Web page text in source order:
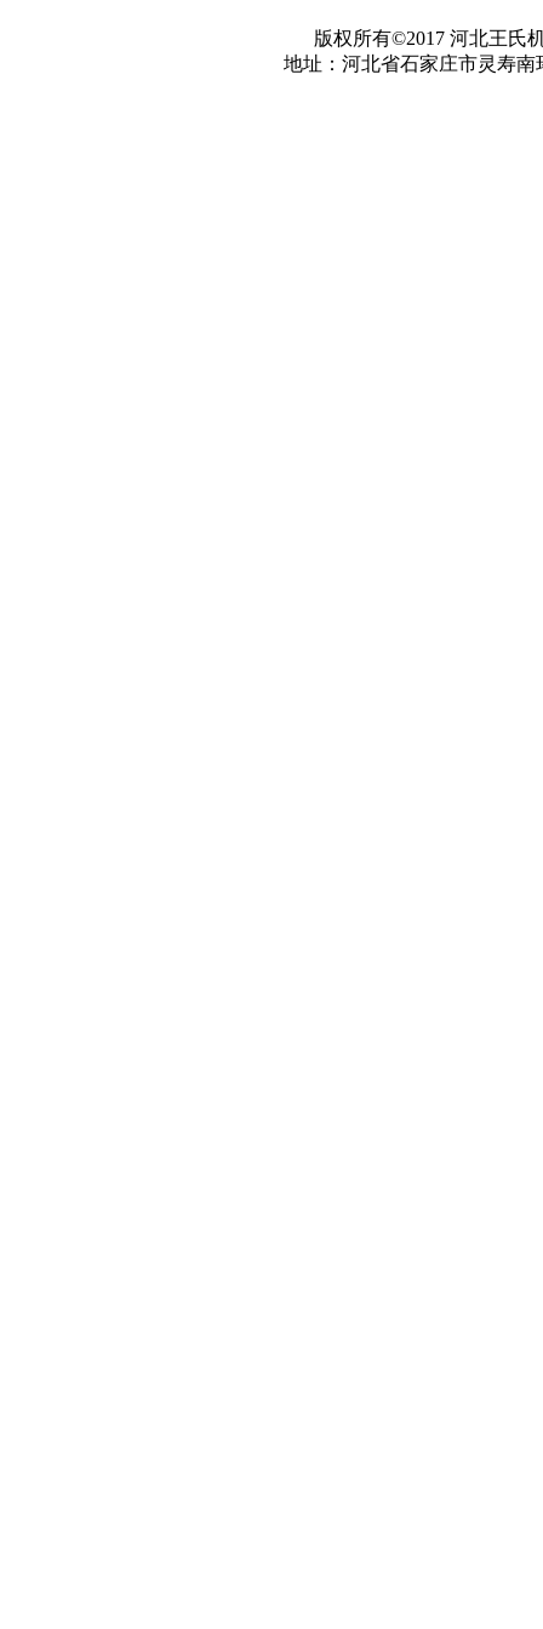
版权所有©2017 河北王氏
地址：河北省石家庄市灵寿南